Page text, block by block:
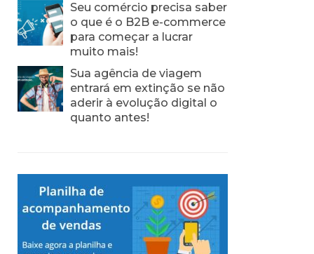
Seu comércio precisa saber
o que é o B2B e-commerce
para começar a lucrar
muito mais!
Sua agência de viagem
entrará em extinção se não
aderir à evolução digital o
quanto antes!